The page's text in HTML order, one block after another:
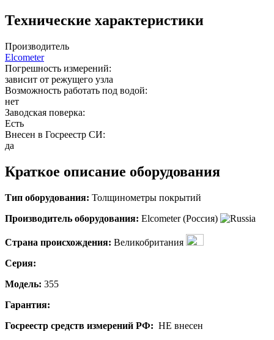
Технические характеристики
Производитель
Elcometer
Погрешность измерений:
зависит от режущего узла
Возможность работать под водой:
нет
Заводская поверка:
Есть
Внесен в Госреестр СИ:
да
Краткое описание оборудования
Тип оборудования: Толщинометры покрытий
Производитель оборудования: Elcometer (Россия)
Страна происхождения: Великобритания
Серия:
Модель: 355
Гарантия:
Госреестр средств измерений РФ: НЕ внесен